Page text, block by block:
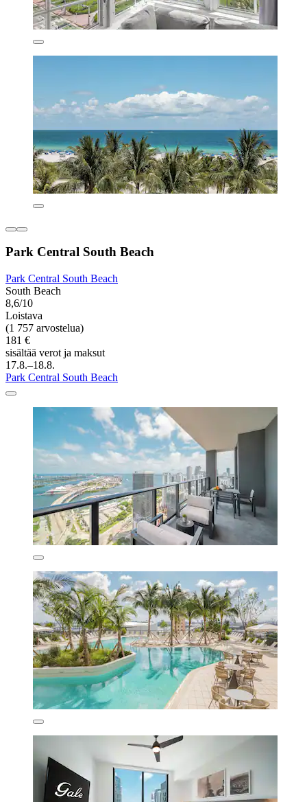
Park Central South Beach
Park Central South Beach
South Beach
8,6/10
Loistava
(1 757 arvostelua)
181 €
sisältää verot ja maksut
17.8.–18.8.
Park Central South Beach